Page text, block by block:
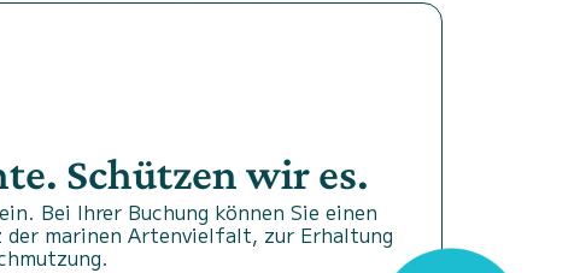
Schützen wir es.
Bei Ihrer Buchung können Sie einen
marinen Artenvielfalt, zur Erhaltung